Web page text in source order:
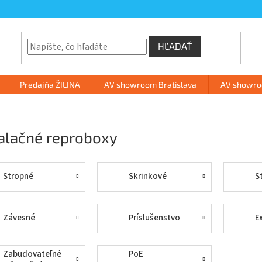
HĽADAŤ
Predajňa ŽILINA AV showroom Bratislava AV
reproboxy
Stropné Skrinkové
Závesné Príslušenstvo
Zabudovateľné
PoE